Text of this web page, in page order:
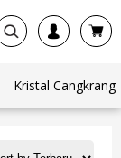
Kristal Cangkrang